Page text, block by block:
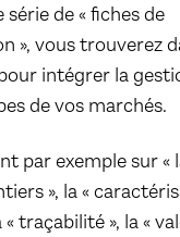
de « fiches de
», vous trouverez
intégrer la
de vos marchés.
par exemple sur «
», la «
traçabilité », la «